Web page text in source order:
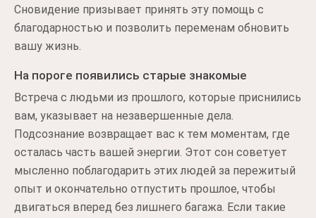
Сновидение призывает принять эту помощь с
благодарностью и позволить переменам обновить
вашу жизнь.
На пороге появились старые знакомые
Встреча с людьми из прошлого, которые приснились
вам, указывает на незавершенные дела.
Подсознание возвращает вас к тем моментам, где
осталась часть вашей энергии. Этот сон советует
мысленно поблагодарить этих людей за пережитый
опыт и окончательно отпустить прошлое, чтобы
двигаться вперед без лишнего багажа. Если такие